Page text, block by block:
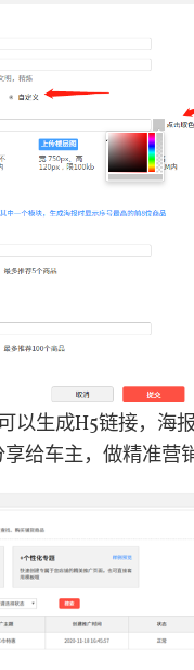
以生成H5链接，海
给车主，做精准营